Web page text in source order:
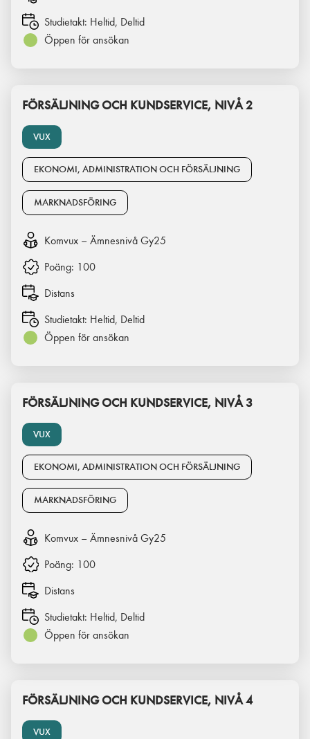
Studietakt: Heltid, Deltid
Öppen för ansökan
VUX
FÖRSÄLJNING OCH KUNDSERVICE, NIVÅ 2
EKONOMI, ADMINISTRATION OCH FÖRSÄLJNING
MARKNADSFÖRING
Komvux – Ämnesnivå Gy25
Poäng: 100
Distans
Studietakt: Heltid, Deltid
Öppen för ansökan
VUX
FÖRSÄLJNING OCH KUNDSERVICE, NIVÅ 3
EKONOMI, ADMINISTRATION OCH FÖRSÄLJNING
MARKNADSFÖRING
Komvux – Ämnesnivå Gy25
Poäng: 100
Distans
Studietakt: Heltid, Deltid
Öppen för ansökan
VUX
FÖRSÄLJNING OCH KUNDSERVICE, NIVÅ 4